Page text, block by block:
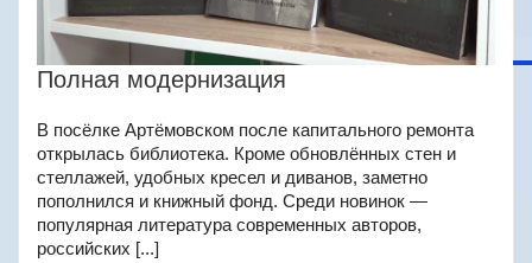
Полная модернизация
В посёлке Артёмовском после капитального ремонта
открылась библиотека. Кроме обновлённых стен и
стеллажей, удобных кресел и диванов, заметно
пополнился и книжный фонд. Среди новинок —
популярная литература современных авторов,
российских [...]